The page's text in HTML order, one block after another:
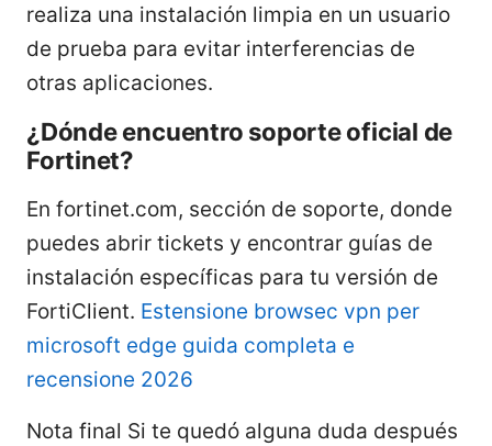
realiza una instalación limpia en un usuario
de prueba para evitar interferencias de
otras aplicaciones.
¿Dónde encuentro soporte oficial de
Fortinet?
En fortinet.com, sección de soporte, donde
puedes abrir tickets y encontrar guías de
instalación específicas para tu versión de
FortiClient. Estensione browsec vpn per
microsoft edge guida completa e
recensione 2026
Nota final Si te quedó alguna duda después